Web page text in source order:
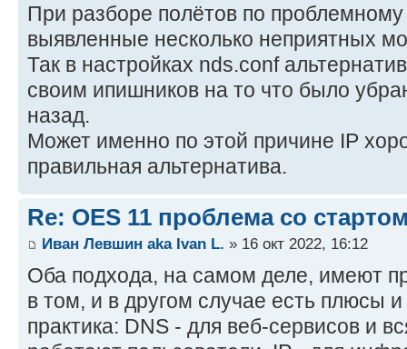
При разборе полётов по
выявленные несколько неприятных
Так в настройках nds.conf
своим ипишников на то что было
назад.
Может именно по этой причине IP
правильная альтернатива.
Re: OES 11 проблема со
Иван Левшин aka Ivan L. » 16 окт 2022, 16:12
Оба подхода, на самом деле, имеют
в том, и в другом случае есть плюсы
практика: DNS - для веб-сервисов и